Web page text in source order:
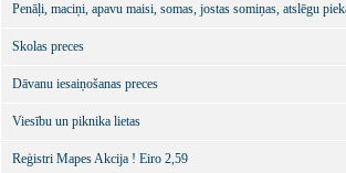
Penāļi, maciņi, apavu maisi, somas, jostas somiņas, atslēgu
Skolas preces
Dāvanu iesaiņošanas preces
Viesību un piknika lietas
Reģistri Mapes Akcija ! Eiro 2,59